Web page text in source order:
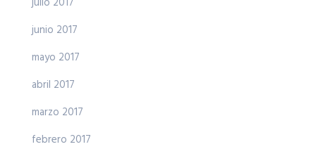
junio 2017
mayo 2017
abril 2017
marzo 2017
febrero 2017